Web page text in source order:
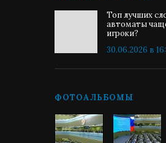
Топ лучших
автоматы
игроки?
30.06.2026 в
ФОТОАЛЬБОМЫ